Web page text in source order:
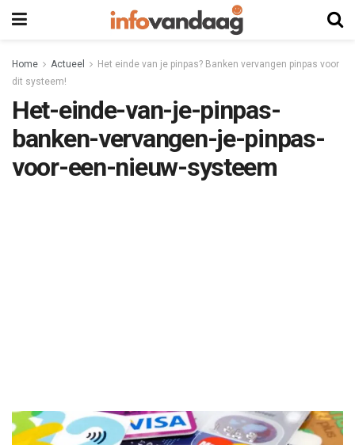
Home Actueel
Het einde van je pinpas? Banken vervangen pinpas voor
dit systeem!
Het-einde-van-je-pinpas-
banken-vervangen-je-pinpas-
voor-een-nieuw-systeem